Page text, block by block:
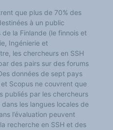
que plus de 70% des
à un public
la Finlande (le finnois et
Ingénierie et
les chercheurs en SSH
des pairs sur des forums
données de sept pays
Scopus ne couvrent que
publiés par les chercheurs
les langues locales de
l’évaluation peuvent
recherche en SSH et des